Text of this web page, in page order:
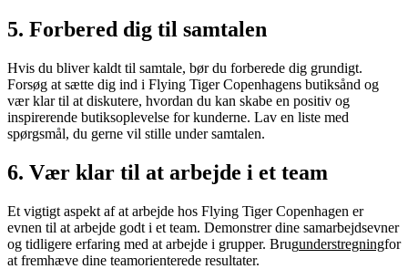
5. Forbered dig til samtalen
Hvis du bliver kaldt til samtale, bør du forberede dig grundigt.
Forsøg at sætte dig ind i Flying Tiger Copenhagens butiksånd og
vær klar til at diskutere, hvordan du kan skabe en positiv og
inspirerende butiksoplevelse for kunderne. Lav en liste med
spørgsmål, du gerne vil stille under samtalen.
6. Vær klar til at arbejde i et team
Et vigtigt aspekt af at arbejde hos Flying Tiger Copenhagen er
evnen til at arbejde godt i et team. Demonstrer dine samarbejdsevner
og tidligere erfaring med at arbejde i grupper. Brugunderstregningfor
at fremhæve dine teamorienterede resultater.